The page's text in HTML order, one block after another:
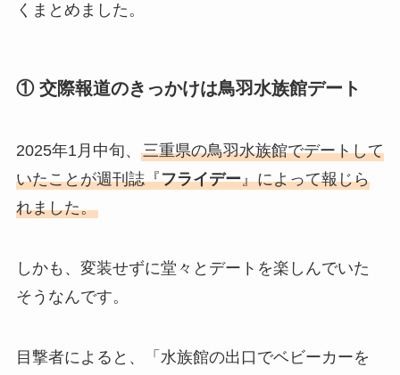
くまとめました。
① 交際報道のきっかけは鳥羽水族館デート
2025年1月中旬、 三重県の鳥羽水族館でデートして
いたことが週刊誌『フライデー』によって報じら
れました。
しかも、変装せずに堂々とデートを楽しんでいた
そうなんです。
目撃者によると、「水族館の出口でベビーカーを